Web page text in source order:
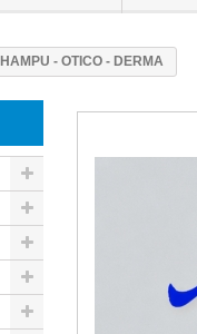
- OTICO - DERMA